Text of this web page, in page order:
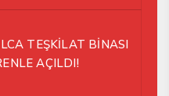
TEŞKİLAT BİNASI
AÇILDI!